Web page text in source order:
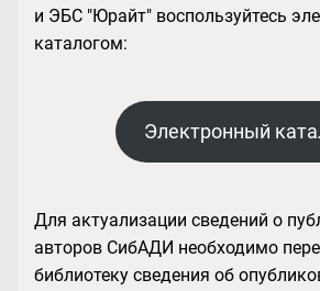
и ЭБС "Юрайт" воспользуйтесь
каталогом:
Электронный
Для актуализации сведений о
авторов СибАДИ необходимо
библиотеку сведения об